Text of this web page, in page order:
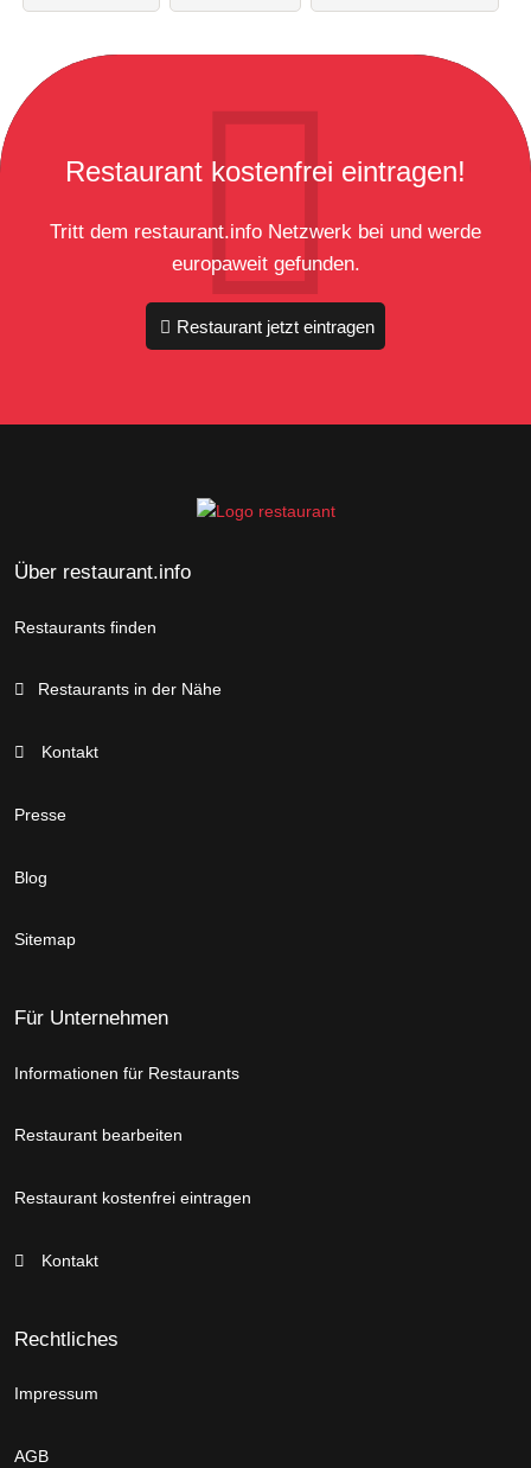
Restaurant kostenfrei eintragen!
Tritt dem restaurant.info Netzwerk bei und werde
europaweit gefunden.
Restaurant jetzt eintragen
Über restaurant.info
Restaurants finden
Restaurants in der Nähe
Kontakt
Presse
Blog
Sitemap
Für Unternehmen
Informationen für Restaurants
Restaurant bearbeiten
Restaurant kostenfrei eintragen
Kontakt
Rechtliches
Impressum
AGB